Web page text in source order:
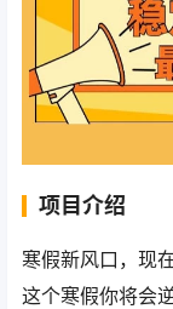
项目介绍
寒假新风口，现
这个寒假你将会